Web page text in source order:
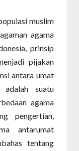
muslim
agama
prinsip
pijakan
antara umat
adalah suatu
agama
pengertian,
antarumat
tentang